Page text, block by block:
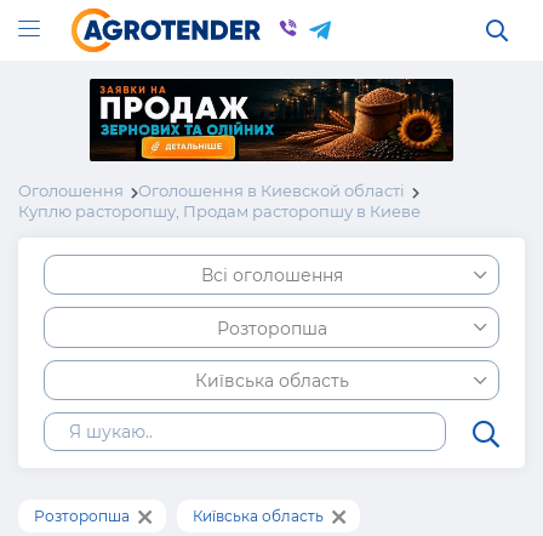
Оголошення
Оголошення в Киевской області
Куплю расторопшу, Продам расторопшу в Киеве
Всі оголошення
Розторопша
Київська область
Розторопша Київська область